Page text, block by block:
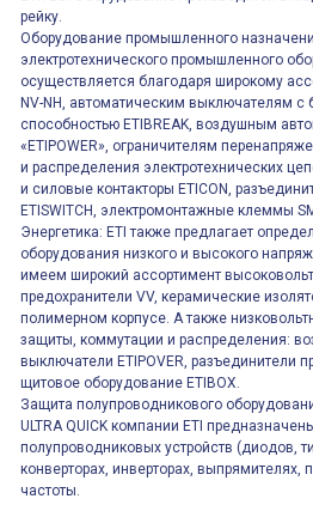
рейку.
Оборудование промышленного
электротехнического промышленного
осуществляется благодаря широкому
NV-NH, автоматическим выключателям
способностью ETIBREAK, воздушным
«ETIPOWER», ограничителям
и распределения электротехнических
и силовые контакторы ETICON,
ETISWITCH, электромонтажные клеммы
Энергетика: ETI также предлагает
оборудования низкого и высокого
имеем широкий ассортимент
предохранители VV, керамические
полимерном корпусе. А также
защиты, коммутации и распределения:
выключатели ETIPOVER, разъединители
щитовое оборудование ETIBOX.
Защита полупроводникового
ULTRA QUICK компании ETI
полупроводниковых устройств (диодов,
конверторах, инверторах, выпрямителях,
частоты.